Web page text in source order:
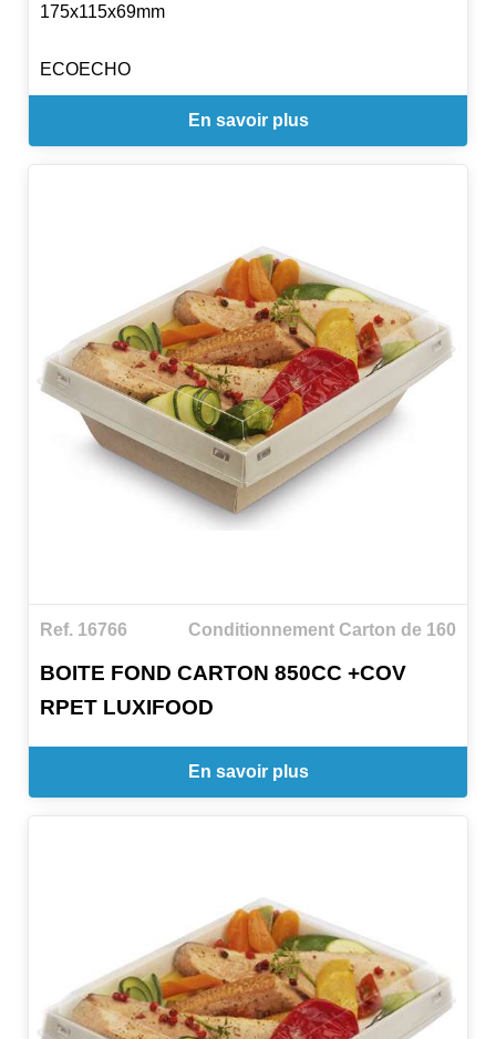
175x115x69mm
ECOECHO
En savoir plus
Ref. 16766 Conditionnement Carton de 160
BOITE FOND CARTON 850CC +COV
RPET LUXIFOOD
En savoir plus